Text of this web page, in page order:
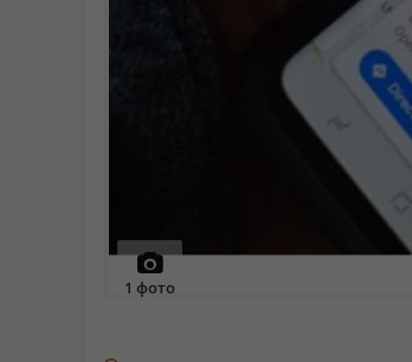
1 фото